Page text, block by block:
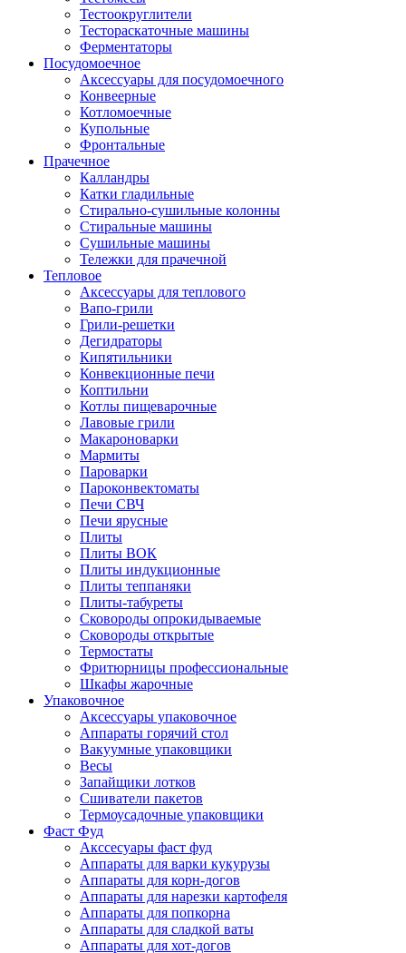
Тестоокруглители
Тестораскаточные машины
Ферментаторы
Посудомоечное
Аксессуары для посудомоечного
Конвеерные
Котломоечные
Купольные
Фронтальные
Прачечное
Калландры
Катки гладильные
Стирально-сушильные колонны
Стиральные машины
Сушильные машины
Тележки для прачечной
Тепловое
Аксессуары для теплового
Вапо-грили
Грили-решетки
Дегидраторы
Кипятильники
Конвекционные печи
Коптильни
Котлы пищеварочные
Лавовые грили
Макароноварки
Мармиты
Пароварки
Пароконвектоматы
Печи СВЧ
Печи ярусные
Плиты
Плиты ВОК
Плиты индукционные
Плиты теппаняки
Плиты-табуреты
Сковороды опрокидываемые
Сковороды открытые
Термостаты
Фритюрницы профессиональные
Шкафы жарочные
Упаковочное
Аксессуары упаковочное
Аппараты горячий стол
Вакуумные упаковщики
Весы
Запайщики лотков
Сшиватели пакетов
Термоусадочные упаковщики
Фаст Фуд
Акссесуары фаст фуд
Аппараты для варки кукурузы
Аппараты для корн-догов
Аппараты для нарезки картофеля
Аппараты для попкорна
Аппараты для сладкой ваты
Аппараты для хот-догов